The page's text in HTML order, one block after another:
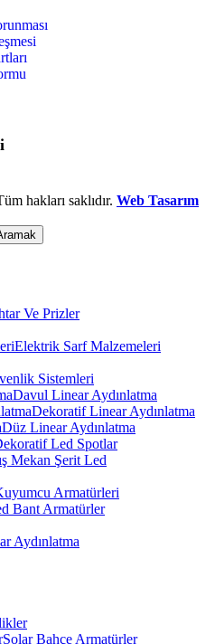
hakları saklıdır. Web Tasarım
Ve Prizler
Elektrik Sarf Malzemeleri
Sistemleri
Davul Linear Aydınlatma
Dekoratif Linear Aydınlatma
Düz Linear Aydınlatma
Led Spotlar
Mekan Şerit Led
Armatürleri
Bant Armatürler
Aydınlatma
Solar Bahçe Armatürler